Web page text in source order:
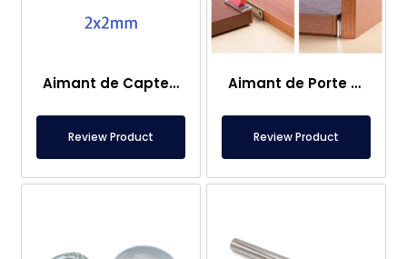
Aimant de Capteur – 2×2 mm
Review Product
Aimant de Porte de Caravane
Review Product